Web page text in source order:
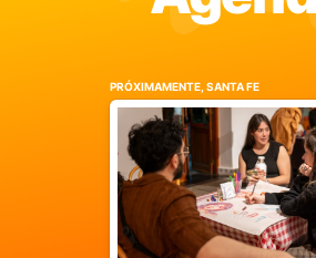
PRÓXIMAMENTE, SANTA FE